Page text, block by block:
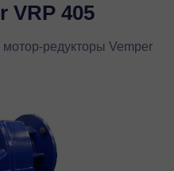
VRP 405
мотор-редукторы Vemper